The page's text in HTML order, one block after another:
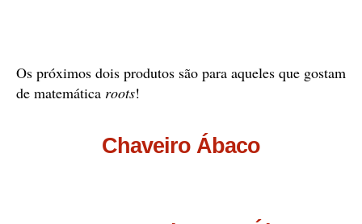
Os próximos dois produtos são para aqueles que gostam
de matemática roots!
Chaveiro Ábaco